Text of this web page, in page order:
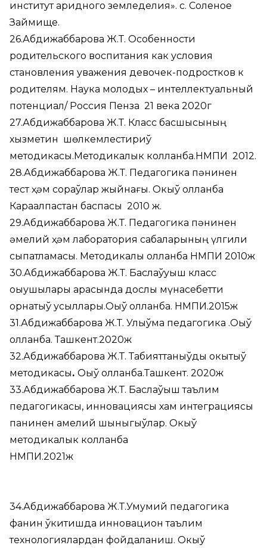
институт аридного земледелия». с. Соленое
Займище.
26.Абдижаббарова Ж.Т. Особенности
родительского воспитания как условия
становления уважения девочек-подростков к
родителям. Наука молодых – интеллектуальный
потенциал/ Россия Пенза 21 века 2020г
27.Абдижаббарова Ж.Т. Класс басшысының
хызметин шөлкемлестириў
методикасы.Методикалык колланба.НМПИ 2012.
28.Абдижаббарова Ж.Т. Педагогика пәнинен
тест ҳәм сораўлар жыйнағы. Окыў қолланба
Карақалпақстан баспасы 2010 ж.
29.Абдижаббарова Ж.Т. Педагогика пәнинен
әмелий ҳәм лаборатория сабақларының үлгили
сыпатламасы. Методикалық қолланба НМПИ 2010ж
30.Абдижаббарова Ж.Т. Баслаўуыш класс
оқыушылары арасында дослық мүнасебетти
орнатыў усыллары.Оқыў қолланба. НМПИ.2015ж
31.Абдижаббарова Ж.Т. Улыўма педагогика .Оқыў
қолланба. Ташкент.2020ж
32.Абдижаббарова Ж.Т. Табияттаныўды окытыў
методикасы. Оқыў қолланба.Ташкент. 2020ж
33.Абдижаббарова Ж.Т. Баслаўыш таълим
педагогикасы, инновациясы хам интеграциясы
панинен амелий шыныгыўлар. Окыў
методикалык колланба
НМПИ.2021ж
34.Абдижаббарова Ж.Т.Умумий педагогика
фанин ўкитишда инновацион таълим
технологиялардан фойдаланиш. Окыў